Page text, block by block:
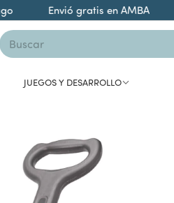
Envió gratis en AMBA
JUEGOS Y DESARROLLO